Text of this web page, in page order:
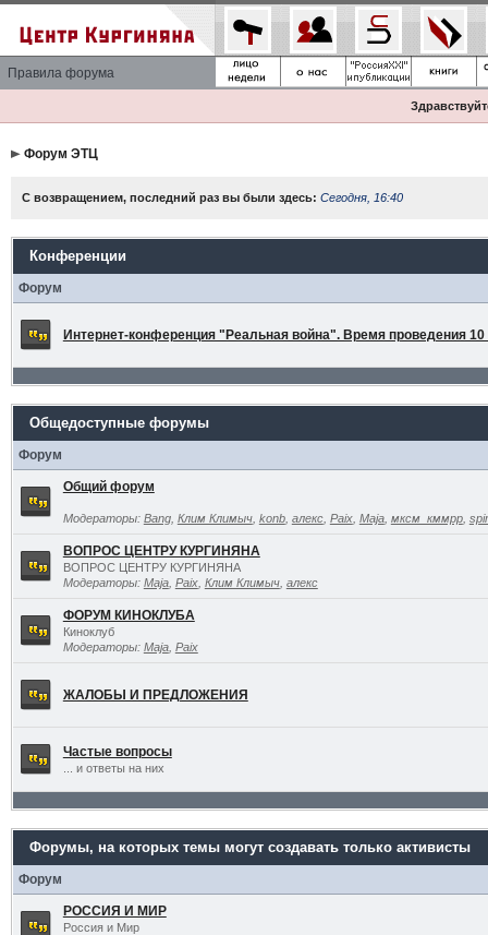
Правила форума
Форум ЭТЦ
С возвращением, последний раз вы были здесь: Сегодня, 16:40
Конференции
Форум
Интернет-конференция "Реальная война". Время проведения 10
Общедоступные форумы
Форум
Общий форум
Модераторы: Bang, Клим Климыч, konb, алекс, Paix, Maja, мксм_кммрр,
ВОПРОС ЦЕНТРУ КУРГИНЯНА
ВОПРОС ЦЕНТРУ КУРГИНЯНА
Модераторы: Maja, Paix, Клим Климыч, алекс
ФОРУМ КИНОКЛУБА
Киноклуб
Модераторы: Maja, Paix
ЖАЛОБЫ И ПРЕДЛОЖЕНИЯ
Частые вопросы
... и ответы на них
Форумы, на которых темы могут создавать только активисты
Форум
РОССИЯ И МИР
Россия и Мир